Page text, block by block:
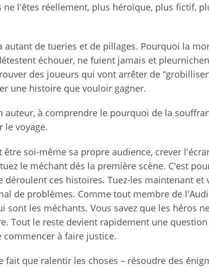
l'êtes réellement, plus héroïque, plus fictif,
de tueries et de pillages. Pourquoi la
échouer, ne fuient jamais et
des joueurs qui vont arrêter de
une histoire que vouloir gagner.
à comprendre le pourquoi de la
le voyage.
être soi-même sa propre audience, crever
le méchant dés la première scène. C'est
ces histoires. Tuez-les maintenant et
de problèmes. Comme tout membre de
sont les méchants. Vous savez que les héros
Tout le reste devient rapidement une
à faire justice.
que ralentir les choses – résoudre des